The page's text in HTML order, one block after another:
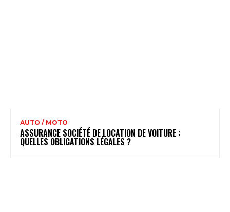
AUTO / MOTO
ASSURANCE SOCIÉTÉ DE LOCATION DE VOITURE :
QUELLES OBLIGATIONS LÉGALES ?